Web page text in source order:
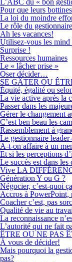
L’ABC du « bon
Pour que leurs
La loi du moindre
Le rôle du gestionnaire
Ah les vacances!
Utilisez-vous les mind
Surprise !
Ressources humaines
Le « lâcher prise »
Oser décider…
SE GÂTER OU
Équité, égalité ou
La vie active après la
Passer dans les
Gérer le changement
C’est ben beau les
Rassemblement à
Le gestionnaire
A-t-on affaire à un
Et si les perceptions
Le succès est dans les
Vive LA
Génération Y ou G ?
Négocier, c’est-quoi
Accros à PowerPoint,
Coacher c’est, pas
Qualité de vie au
La reconnaissance
L’autorité qui ne fait
ÊTRE OU NE PAS
À vous de décider!
Mais pourquoi la
pas?